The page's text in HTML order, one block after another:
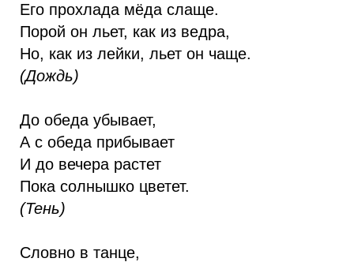
Его прохлада мёда слаще.
Порой он льет, как из ведра,
Но, как из лейки, льет он чаще.
(Дождь)
До обеда убывает,
А с обеда прибывает
И до вечера растет
Пока солнышко цветет.
(Тень)
Словно в танце,